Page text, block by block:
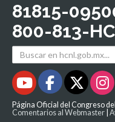
81815-
800-813-
Página Oficial del Congreso
Comentarios al Webmaster